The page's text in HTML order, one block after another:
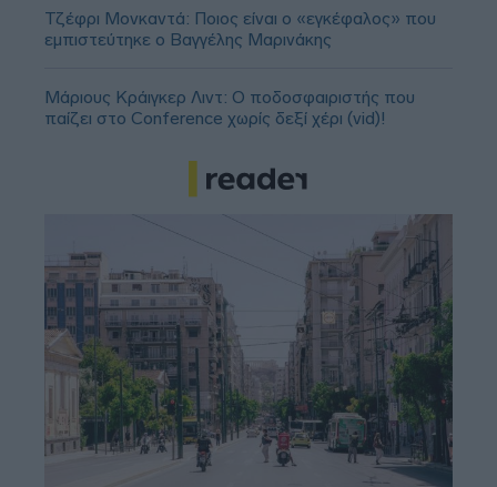
Τζέφρι Μονκαντά: Ποιος είναι ο «εγκέφαλος» που
εμπιστεύτηκε ο Βαγγέλης Μαρινάκης
Μάριους Κράιγκερ Λιντ: Ο ποδοσφαιριστής που
παίζει στο Conference χωρίς δεξί χέρι (vid)!